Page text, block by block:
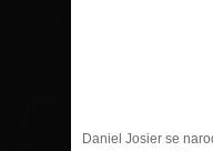
Daniel Josier se